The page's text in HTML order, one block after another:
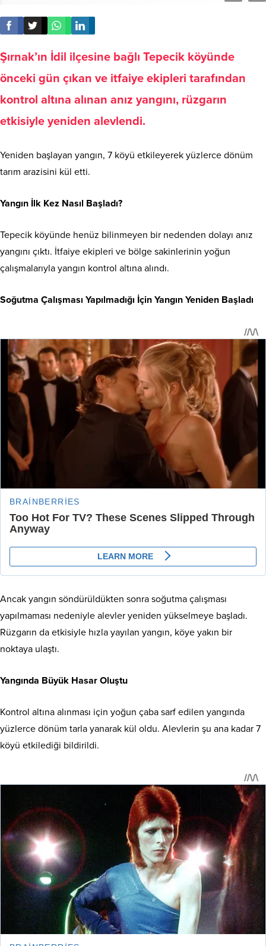
Şırnak’ın İdil ilçesine bağlı Tepecik köyünde
önceki gün çıkan ve itfaiye ekipleri tarafından
kontrol altına alınan anız yangını, rüzgarın
etkisiyle yeniden alevlendi.
Yeniden başlayan yangın, 7 köyü etkileyerek yüzlerce dönüm
tarım arazisini kül etti.
Yangın İlk Kez Nasıl Başladı?
Tepecik köyünde henüz bilinmeyen bir nedenden dolayı anız
yangını çıktı. İtfaiye ekipleri ve bölge sakinlerinin yoğun
çalışmalarıyla yangın kontrol altına alındı.
Soğutma Çalışması Yapılmadığı İçin Yangın Yeniden Başladı
Ancak yangın söndürüldükten sonra soğutma çalışması
yapılmaması nedeniyle alevler yeniden yükselmeye başladı.
Rüzgarın da etkisiyle hızla yayılan yangın, köye yakın bir
noktaya ulaştı.
Yangında Büyük Hasar Oluştu
Kontrol altına alınması için yoğun çaba sarf edilen yangında
yüzlerce dönüm tarla yanarak kül oldu. Alevlerin şu ana kadar 7
köyü etkilediği bildirildi.